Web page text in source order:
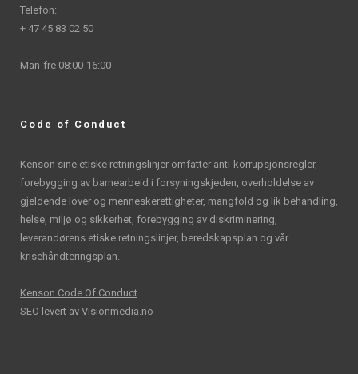
Telefon:
+ 47 45 83 02 50
Man-fre 08:00-16:00
Code of Conduct
Kenson sine etiske retningslinjer omfatter anti-korrupsjonsregler,
forebygging av barnearbeid i forsyningskjeden, overholdelse av
gjeldende lover og menneskerettigheter, mangfold og lik behandling,
helse, miljø og sikkerhet, forebygging av diskriminering,
leverandørens etiske retningslinjer, beredskapsplan og vår
krisehåndteringsplan.
Kenson Code Of Conduct
SEO levert av Visionmedia.no